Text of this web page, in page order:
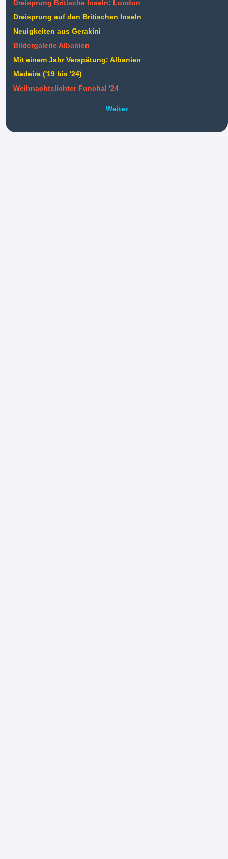
Dreisprung Britische Inseln: London
Dreisprung auf den Britischen Inseln
Neuigkeiten aus Gerakini
Bildergalerie Albanien
Mit einem Jahr Verspätung: Albanien
Madeira ('19 bis '24)
Weihnachtslichter Funchal '24
Weiter